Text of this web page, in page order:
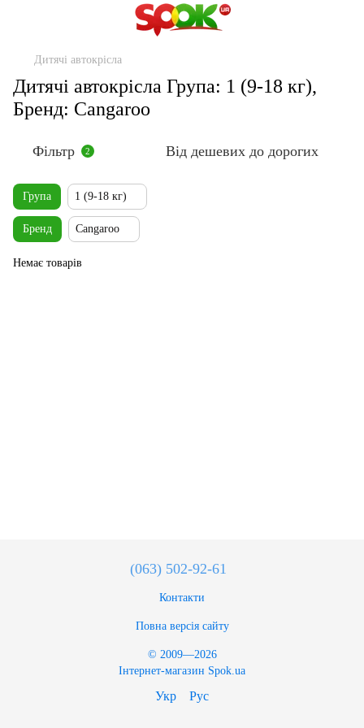
Дитячі автокрісла
Дитячі автокрісла Група: 1 (9-18 кг),
Бренд: Cangaroo
Фільтр 2 Від дешевих до дорогих
Група 1 (9-18 кг)
Бренд Cangaroo
Немає товарів
(063) 502-92-61
Контакти
Повна версія сайту
© 2009—2026
Інтернет-магазин Spok.ua
Укр Рус